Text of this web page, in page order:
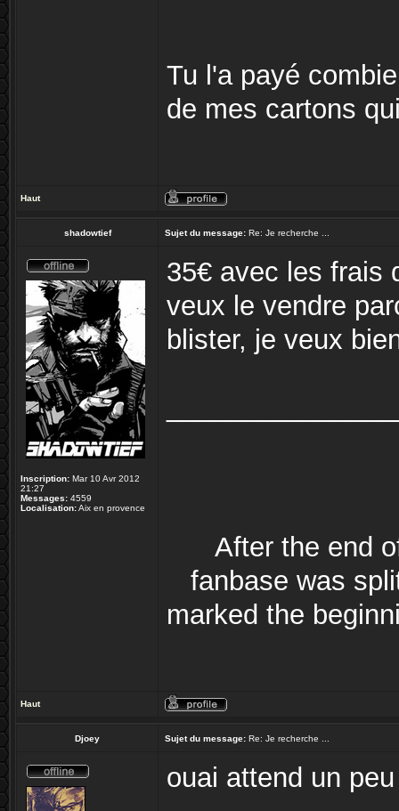
Tu l'a payé
de mes cartons
Haut
shadowtief Sujet du message: Re: Je recherche ...
Inscription: Mar 10 Avr 2012
21:27
Messages: 4559
Localisation:Aix en provence
35€ avec les frais
veux le vendre
blister, je veux
After the end
fanbase was
marked the
Haut
Djoey Sujet du message: Re: Je recherche ...
ouai attend un